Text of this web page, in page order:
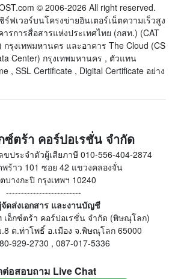
© 2006-2026 All right reserved.
ร์ฟเวอร์บนโครงข่ายอินเตอร์เน็ตความเร็วสูง
รการสื่อสารแห่งประเทศไทย (กสท.) (CAT
กรุงเทพมหานคร และอาคาร The Cloud (CS
Center) กรุงเทพมหานคร , ตัวแทน
, SSL Certificate , Digital Certificate อย่าง
ซ์ตร้า คอร์ปอเรชั่น จำกัด
ประจำตัวผู้เสียภาษี 010-556-404-2874
ร้าว 101 ซอย 42 แขวงคลองจั่น
บางกะปิ กรุงเทพฯ 10240
-------------------------
ดส่งเอกสาร และงานบัญชี
เอ็กซ์ตร้า คอร์ปอเรชั่น จำกัด (พิษณุโลก)
ต.ท่าโพธิ์ อ.เมือง จ.พิษณุโลก 65000
929-2730 , 087-017-5336
ต่อสอบถาม Live Chat